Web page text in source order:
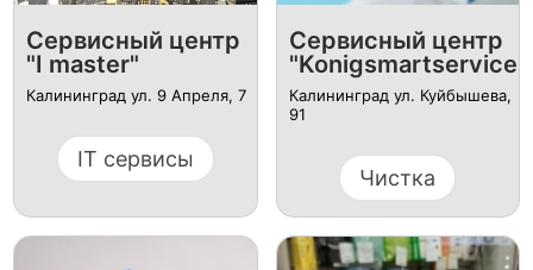
Сервисный центр
"I master"
Калининград ул. 9 Апреля, 7
IT сервисы
Сервисный центр
"Konigsmartservice"
Калининград ул. Куйбышева,
91
Чистка